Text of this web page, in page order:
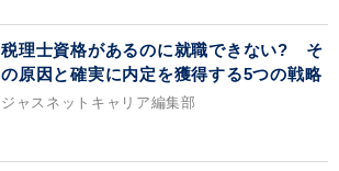
税理士資格があるのに就職できない? そ
の原因と確実に内定を獲得する5つの戦略
ジャスネットキャリア編集部